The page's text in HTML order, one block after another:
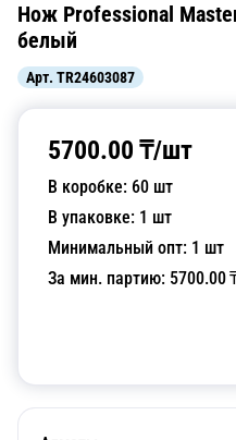
Нож Professional
белый
Арт. TR24603087
5700.00 ₸/шт
В коробке: 60 шт
В упаковке: 1 шт
Минимальный опт: 1 шт
За мин. партию: 5700.00